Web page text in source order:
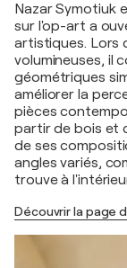
Nazar Symotiuk
sur l'op-art a
artistiques. Lors
volumineuses, il
géométriques
améliorer la
pièces
partir de bois et
de ses
angles variés,
trouve à
Découvrir la page